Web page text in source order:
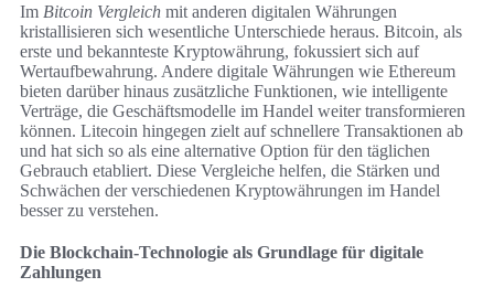
Im Bitcoin Vergleich mit anderen digitalen Währungen
kristallisieren sich wesentliche Unterschiede heraus. Bitcoin, als
erste und bekannteste Kryptowährung, fokussiert sich auf
Wertaufbewahrung. Andere digitale Währungen wie Ethereum
bieten darüber hinaus zusätzliche Funktionen, wie intelligente
Verträge, die Geschäftsmodelle im Handel weiter transformieren
können. Litecoin hingegen zielt auf schnellere Transaktionen ab
und hat sich so als eine alternative Option für den täglichen
Gebrauch etabliert. Diese Vergleiche helfen, die Stärken und
Schwächen der verschiedenen Kryptowährungen im Handel
besser zu verstehen.
Die Blockchain-Technologie als Grundlage für digitale
Zahlungen